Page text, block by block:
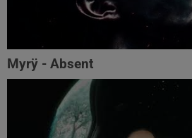
Myrÿ - Absent